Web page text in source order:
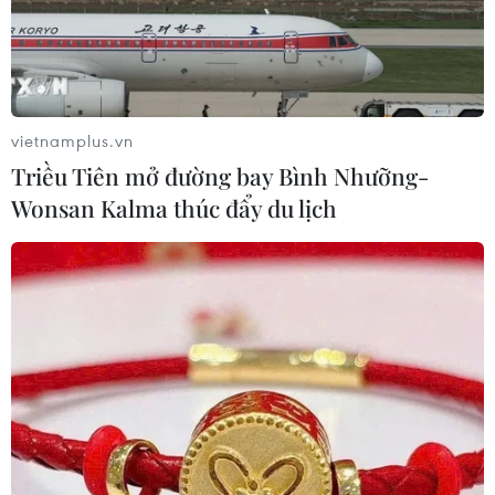
Tháo gỡ "điểm nghẽn" dữ liệu: Bộ Y
tế tăng tốc chuyển đổi số toàn diện
Bộ Y tế ban hành Kế hoạch dự phòng
thương tích giai đoạn 2026-2030
04/08/2026 07:41
Hệ thống y tế đa cực, đưa y tế đến
gần dân
04/08/2026 04:55
vietnamplus.vn
Triều Tiên mở đường bay Bình Nhưỡng-
Wonsan Kalma thúc đẩy du lịch